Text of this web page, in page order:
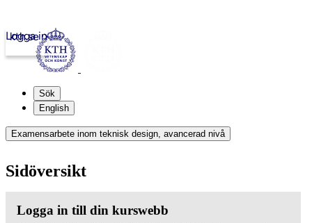
kth.se
Logga in
Sök
English
Examensarbete inom teknisk design, avancerad nivå
Sidöversikt
Logga in till din kurswebb